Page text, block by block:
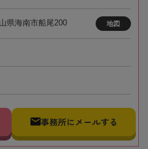
県海南市船尾200 地図
事務所にメールする